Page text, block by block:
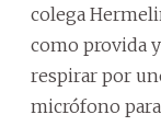
colega
como provida
respirar por
micrófono